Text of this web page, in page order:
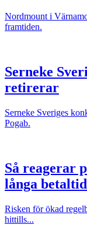
Nordmount i
framtiden.
Serneke
retirerar
Serneke Sveriges
Pogab.
Så reagerar
långa
Risken för ökad
hittills...